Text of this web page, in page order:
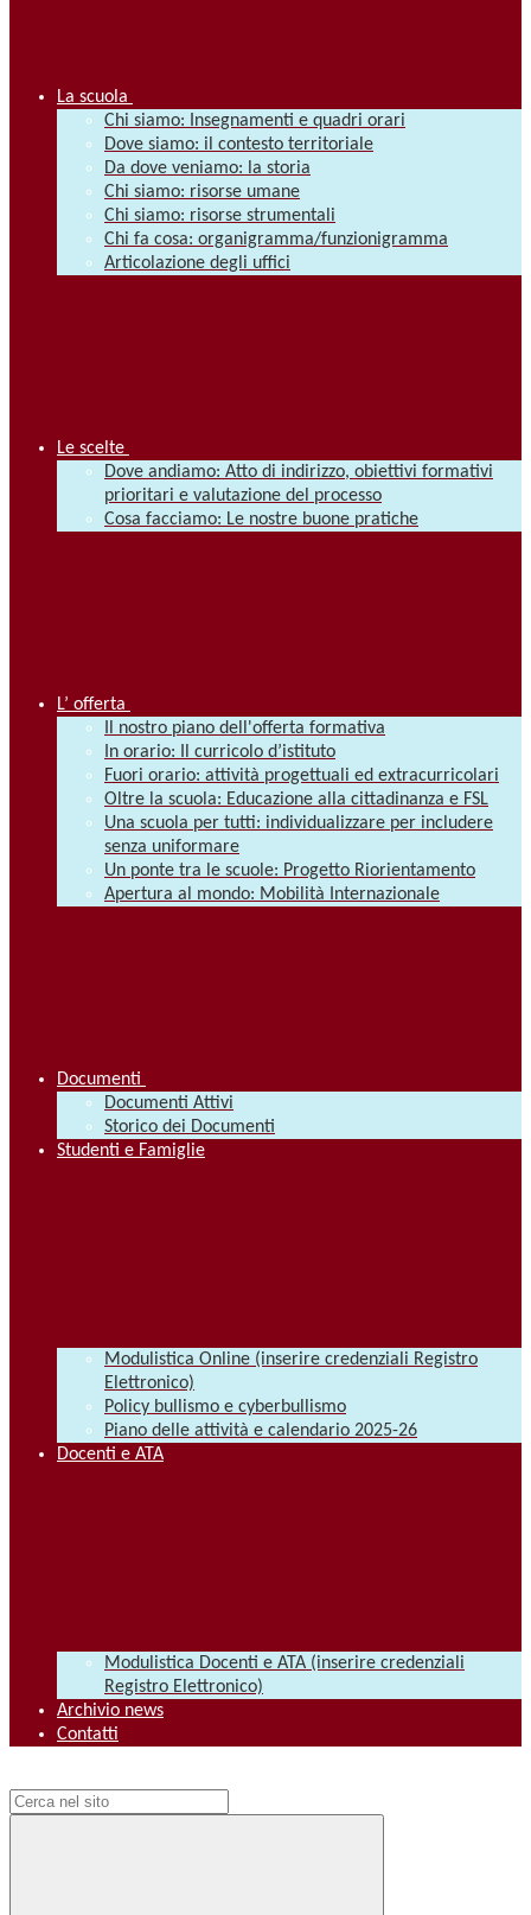
La scuola
Chi siamo: Insegnamenti e quadri orari
Dove siamo: il contesto territoriale
Da dove veniamo: la storia
Chi siamo: risorse umane
Chi siamo: risorse strumentali
Chi fa cosa: organigramma/funzionigramma
Articolazione degli uffici
Le scelte
Dove andiamo: Atto di indirizzo, obiettivi formativi
prioritari e valutazione del processo
Cosa facciamo: Le nostre buone pratiche
L’ offerta
Il nostro piano dell'offerta formativa
In orario: Il curricolo d’istituto
Fuori orario: attività progettuali ed extracurricolari
Oltre la scuola: Educazione alla cittadinanza e FSL
Una scuola per tutti: individualizzare per includere
senza uniformare
Un ponte tra le scuole: Progetto Riorientamento
Apertura al mondo: Mobilità Internazionale
Documenti
Documenti Attivi
Storico dei Documenti
Studenti e Famiglie
Modulistica Online (inserire credenziali Registro
Elettronico)
Policy bullismo e cyberbullismo
Piano delle attività e calendario 2025-26
Docenti e ATA
Modulistica Docenti e ATA (inserire credenziali
Registro Elettronico)
Archivio news
Contatti